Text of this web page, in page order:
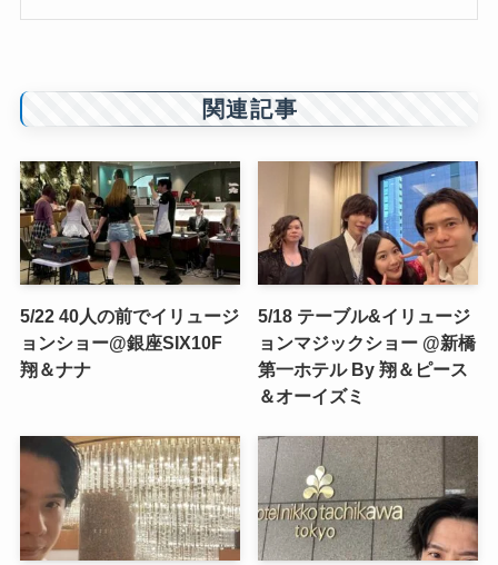
関連記事
5/22 40人の前でイリュージ
ョンショー@銀座SIX10F
翔＆ナナ
5/18 テーブル&イリュージ
ョンマジックショー @新橋
第一ホテル By 翔＆ピース
＆オーイズミ